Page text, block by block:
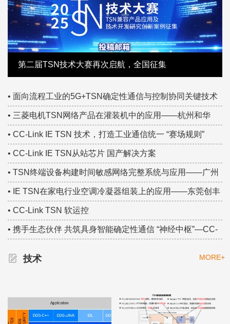
第二届TSN技术大赛再次启航，全国征集
• 面向流程工业的5G+TSN确定性通信与控制协同关键技术
研究——中国移动集团研究院 TSN技术大赛集锦
• 三菱电机TSN网络产品在灌装机中的应用——杭州和华
TSN技术大赛集锦
• CC-Link IE TSN 技术，打造工业通信统一 “赛场规则”
• CC-Link IE TSN从站芯片 国产解决方案
• TSN终端设备构建时间敏感网络完整系统与应用——广州
虹科 TSN技术大赛集锦
• IE TSN在家电行业空调冷凝器组装上的应用——东莞创丰
TSN技术大赛集锦
• CC-Link TSN 软运控
• 携手生态伙伴 共筑具身智能确定性通信 “神经中枢”—CC-
技术 MORE+